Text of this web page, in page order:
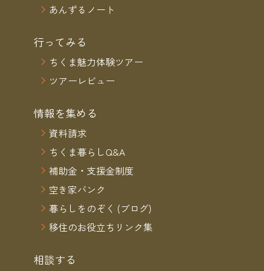
あんずるノート
行ってみる
ちくま魅力体験ツアー
ツアーレビュー
情報を集める
資料請求
ちくま暮らしQ&A
補助金・支援金制度
空き家バンク
暮らしをのぞく (ブログ)
移住のお役立ちリンク集
相談する